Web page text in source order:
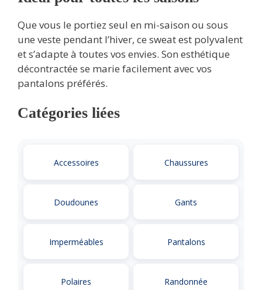
Que vous le portiez seul en mi-saison ou sous
une veste pendant l’hiver, ce sweat est polyvalent
et s’adapte à toutes vos envies. Son esthétique
décontractée se marie facilement avec vos
pantalons préférés.
Catégories liées
Accessoires Chaussures
Doudounes Gants
Imperméables Pantalons
Polaires Randonnée